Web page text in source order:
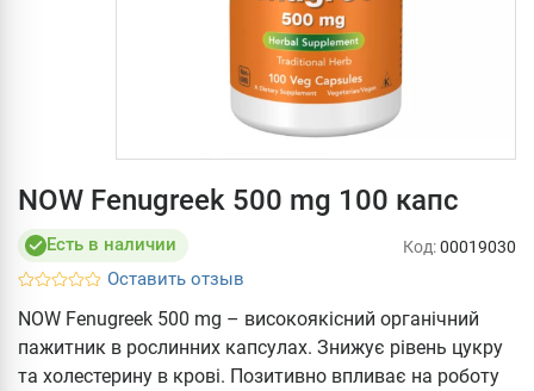
NOW Fenugreek 500 mg 100 капс
Есть в наличии
Оставить отзыв
Код:00019030
NOW Fenugreek 500 mg – високоякісний органічний
пажитник в рослинних капсулах. Знижує рівень цукру
та холестерину в крові. Позитивно впливає на роботу